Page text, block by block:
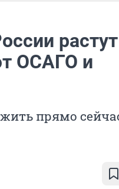
растут
ОСАГО и
прямо